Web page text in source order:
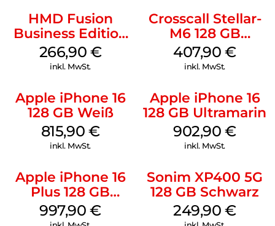
HMD Fusion
Business Edition
256 GB Grey
266,90 €
inkl. MwSt.
Crosscall Stellar-
M6 128 GB
Schwarz
407,90€
inkl. MwSt.
Apple iPhone 16
128 GB Weiß
815,90 €
inkl. MwSt.
Apple iPhone 16
128 GB Ultramarin
902,90€
inkl. MwSt.
Apple iPhone 16
Plus 128 GB
Schwarz
997,90€
Sonim XP400 5G
128 GB Schwarz
249,90€